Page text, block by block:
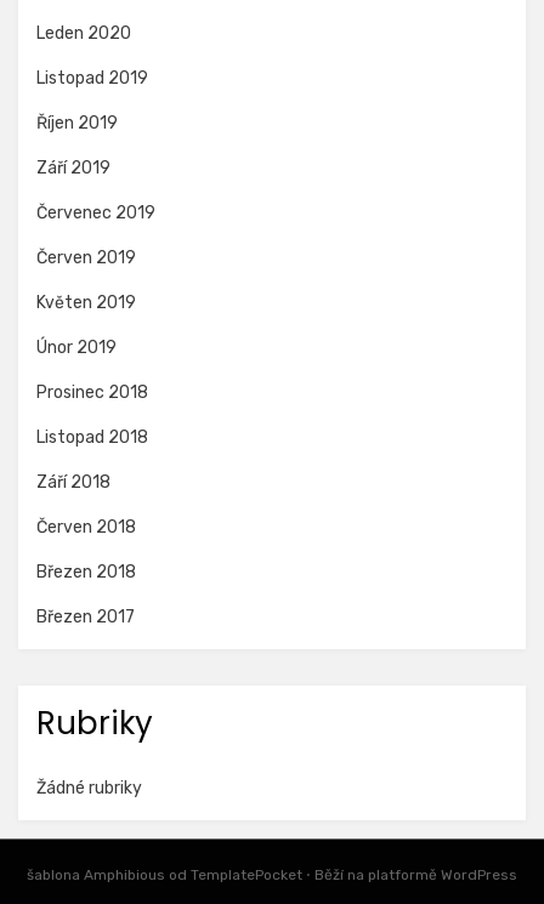
Leden 2020
Listopad 2019
Říjen 2019
Září 2019
Červenec 2019
Červen 2019
Květen 2019
Únor 2019
Prosinec 2018
Listopad 2018
Září 2018
Červen 2018
Březen 2018
Březen 2017
Rubriky
Žádné rubriky
šablona Amphibious od TemplatePocket ⋅ Běží na platformě WordPress